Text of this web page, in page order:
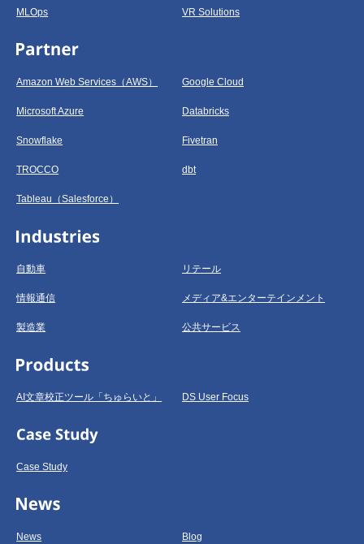
MLOps VR Solutions
Amazon Web Services（AWS） Google Cloud
Microsoft Azure Databricks
Snowflake Fivetran
TROCCO dbt
Tableau（Salesforce）
自動車 リテール
情報通信 メディア&エンターテインメント
製造業 公共サービス
AI文章校正ツール「ちゅらいと」 DS User Focus
Case Study
News Blog